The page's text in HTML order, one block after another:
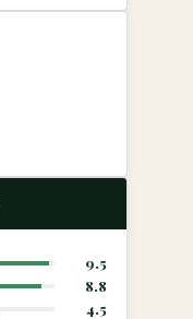
9.5
8.8
4.5